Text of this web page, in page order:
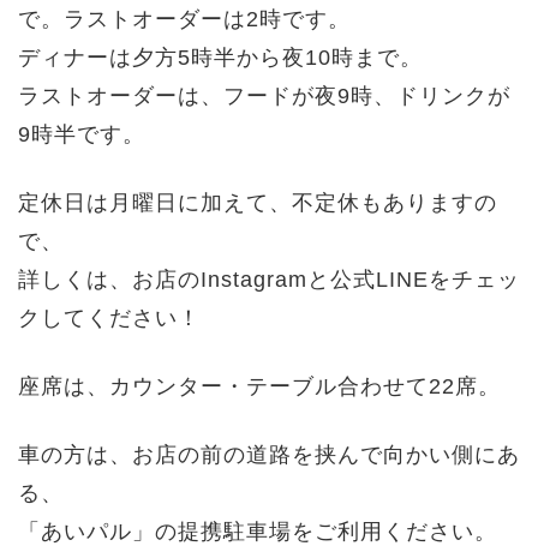
で。ラストオーダーは2時です。
ディナーは夕方5時半から夜10時まで。
ラストオーダーは、フードが夜9時、ドリンクが
9時半です。
定休日は月曜日に加えて、不定休もありますの
で、
詳しくは、お店のInstagramと公式LINEをチェッ
クしてください！
座席は、カウンター・テーブル合わせて22席。
車の方は、お店の前の道路を挟んで向かい側にあ
る、
「あいパル」の提携駐車場をご利用ください。